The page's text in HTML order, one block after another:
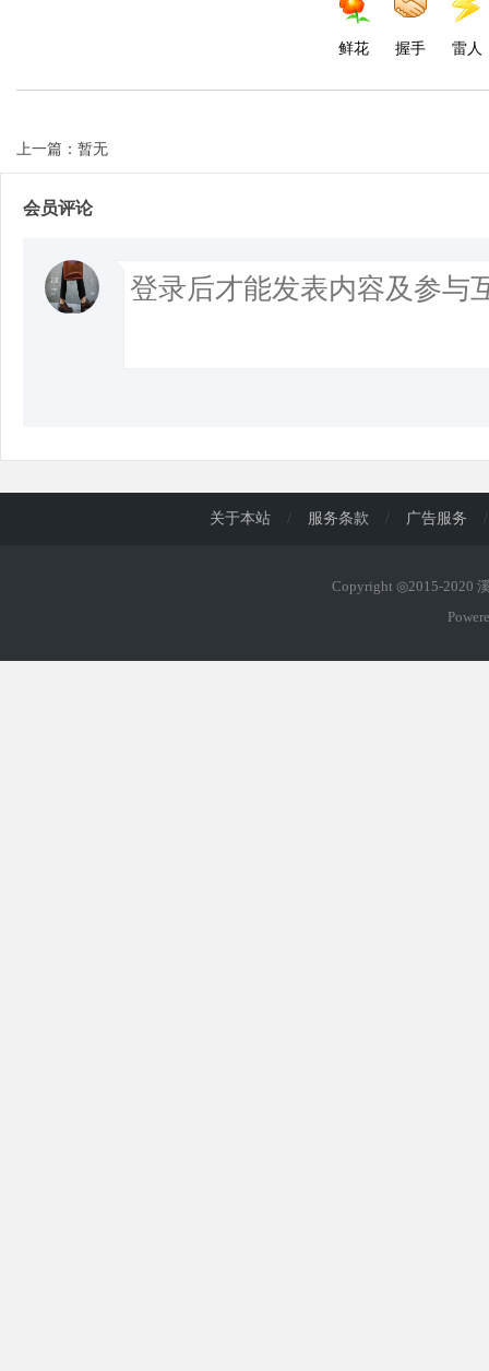
鲜花 握手 雷人
上一篇：暂无
会员评论
关于本站 / 服务条款 / 广告服务 /
Copyright ◎2015-2020